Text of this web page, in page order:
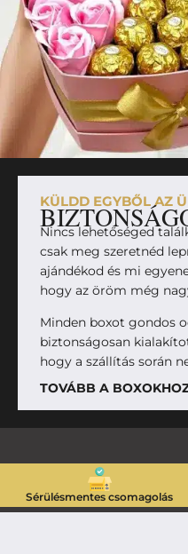
KÜLDD EGYBŐL AZ
Nincs lehetőséged
csak meg szeretnéd
ajándékod és mi
hogy az öröm még
Minden boxot gondos
biztonságosan
hogy a szállítás során
TOVÁBB A
Sérülésmentes csomagolás